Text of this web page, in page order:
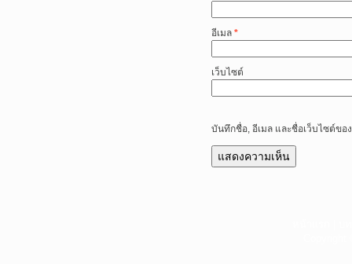
อีเมล *
เว็บไซต์
บันทึกชื่อ, อีเมล และชื่อเว็บไซต์ขอ